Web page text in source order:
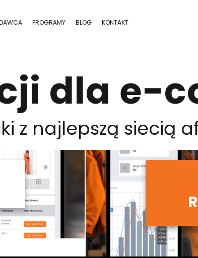
PROGRAMY BLOG
KONTAKT
dla e-
z najlepszą siecią